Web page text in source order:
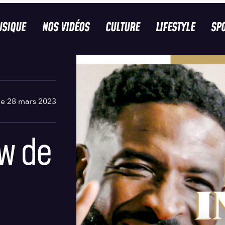
NOS VIDÉOS CULTURE LIFESTYLE
28 mars 2023
de